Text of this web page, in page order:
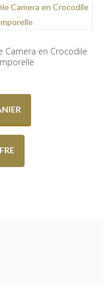
Camera en Crocodile